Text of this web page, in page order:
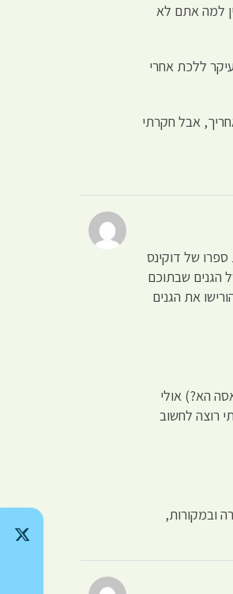
למה אתם לא
ללכת אחרי
אבל חקרתי
של דוקינס
הגנים שבתוכם
את הגנים
הא?) אולי
רוצה לחשוב
ובמקורות,